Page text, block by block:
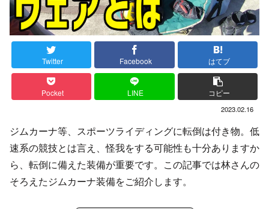
Twitter Facebook はてブ
Pocket LINE コピー
2023.02.16
ジムカーナ等、スポーツライディングに転倒は付き物。低
速系の競技とは言え、怪我をする可能性も十分ありますか
ら、転倒に備えた装備が重要です。この記事では林さんの
そろえたジムカーナ装備をご紹介します。